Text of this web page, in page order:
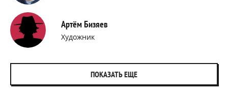
Артём Бизяев
Художник
ПОКАЗАТЬ ЕЩЕ